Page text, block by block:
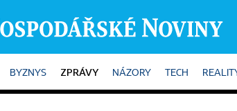
HOME
BYZNYS ZPRÁVY NÁZORY TECH